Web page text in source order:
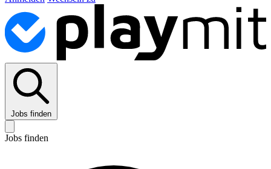
Jobs finden
Jobs finden